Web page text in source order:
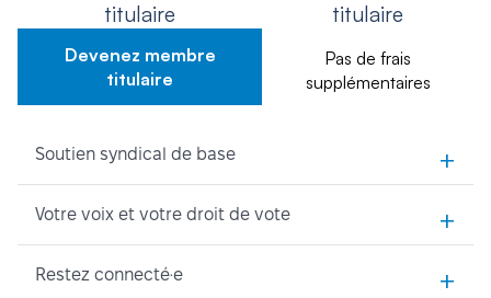
titulaire
Devenez membre
titulaire
titulaire
Pas de frais
supplémentaires
Soutien syndical de base +
Votre voix et votre droit de vote +
Restez connecté·e +